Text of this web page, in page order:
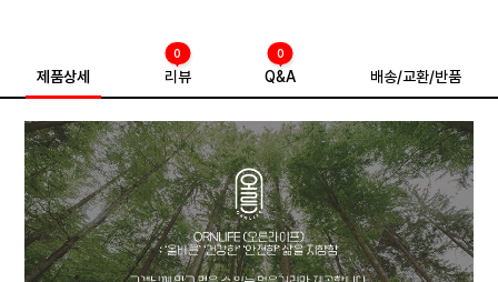
제품상세 리뷰
0
Q&A
0
배송/교환/반품